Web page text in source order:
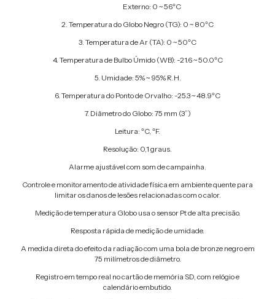
Externo: 0 ~ 56ºC
2. Temperatura do Globo Negro (TG): 0 ~ 80ºC
3. Temperatura de Ar (TA): 0 ~ 50ºC
4. Temperatura de Bulbo Úmido (WB): -21.6 ~ 50.0ºC
5. Umidade: 5% ~ 95% R.H.
6. Temperatura do Ponto de Orvalho: -25.3 ~ 48.9ºC
7. Diâmetro do Globo: 75 mm (3”)
Leitura: ºC, ºF.
Resolução: 0,1 graus.
Alarme ajustável com som de campainha.
Controle e monitoramento de atividade física em ambiente quente para
limitar os danos de lesões relacionadas com o calor.
Medição de temperatura Globo usa o sensor Pt de alta precisão.
Resposta rápida de medição de umidade.
A medida direta do efeito da radiação com uma bola de bronze negro em
75 milímetros de diâmetro.
Registro em tempo real no cartão de memória SD, com relógio e
calendário embutido.